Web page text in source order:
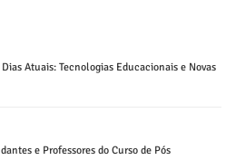
Atuais: Tecnologias Educacionais e Novas
e Professores do Curso de Pós